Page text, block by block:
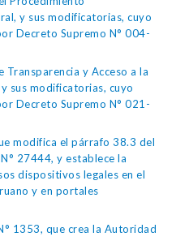
y sus modificatorias, cuyo
Decreto Supremo N° 004-
Transparencia y Acceso a la
sus modificatorias, cuyo
Decreto Supremo N° 021-
modifica el párrafo 38.3 del
27444, y establece la
dispositivos legales en el
y en portales
1353, que crea la Autoridad